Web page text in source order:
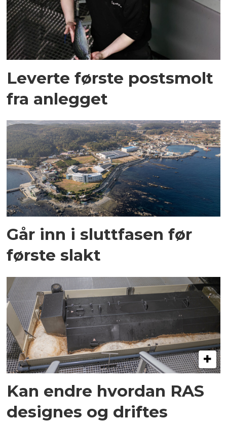
Leverte første postsmolt
fra anlegget
Går inn i sluttfasen før
første slakt
Kan endre hvordan RAS
designes og driftes